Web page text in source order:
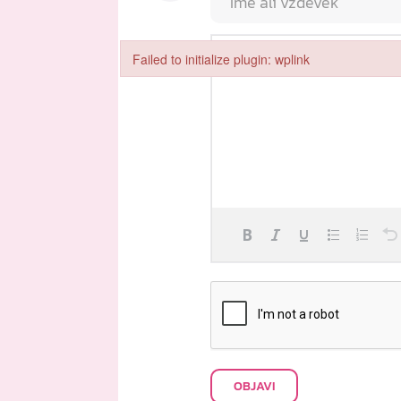
OBJAVI
Failed to initialize plugin: wplink
Failed to initialize plugin: wplink